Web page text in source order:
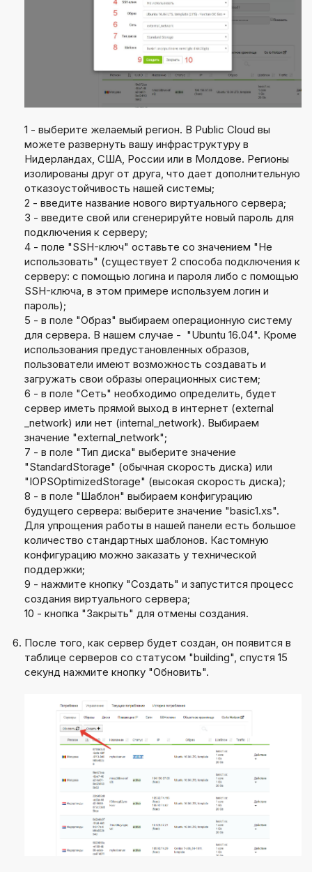
1 - выберите желаемый регион. В Public Cloud вы
можете развернуть вашу инфраструктуру в
Нидерландах, США, России или в Молдове. Регионы
изолированы друг от друга, что дает дополнительную
отказоустойчивость нашей системы;
2 - введите название нового виртуального сервера;
3 - введите свой или сгенерируйте новый пароль для
подключения к серверу;
4 - поле "SSH-ключ" оставьте со значением "Не
использовать" (существует 2 способа подключения к
серверу: с помощью логина и пароля либо с помощью
SSH-ключа, в этом примере используем логин и
пароль);
5 - в поле "Образ" выбираем операционную систему
для сервера. В нашем случае - "Ubuntu 16.04". Кроме
использования предустановленных образов,
пользователи имеют возможность создавать и
загружать свои образы операционных систем;
6 - в поле "Сеть" необходимо определить, будет
сервер иметь прямой выход в интернет (external
_network) или нет (internal_network). Выбираем
значение "external_network";
7 - в поле "Тип диска" выберите значение
"StandardStorage" (обычная скорость диска) или
"IOPSOptimizedStorage" (высокая скорость диска);
8 - в поле "Шаблон" выбираем конфигурацию
будущего сервера: выберите значение "basic1.xs".
Для упрощения работы в нашей панели есть большое
количество стандартных шаблонов. Кастомную
конфигурацию можно заказать у технической
поддержки;
9 - нажмите кнопку "Создать" и запустится процесс
создания виртуального сервера;
10 - кнопка "Закрыть" для отмены создания.
После того, как сервер будет создан, он появится в
таблице серверов со статусом "building", спустя 15
секунд нажмите кнопку "Обновить".